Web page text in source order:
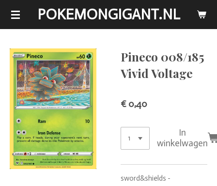
Ga
de
hoofdinhoud
POKEMONGIGANT.NL
Pineco 008/185
Vivid Voltage
€ 0,40
In
winkelwagen
sword&shields -